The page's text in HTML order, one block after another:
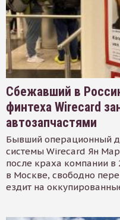
Сбежавший в
финтеха Wirecard
автозапчастями
Бывший операционный
системы Wirecard Ян
после краха компании в
в Москве, свободно
ездит на